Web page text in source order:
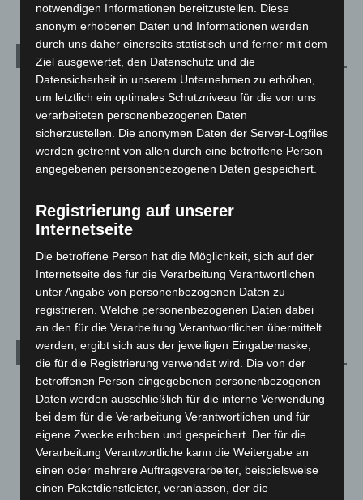
Kategorien
Blaulicht
Corona-News
Hannover und Region
5.034
Langenhagen und Ortsteile
3.249
Menschen
Über uns
Veranstaltungen
1.887
Welt
Archiv
August 2026(9)
Juli 2026(73)
Juni 2026(139)
Mai 2026(99)
April 2026(99)
notwendigen Informationen bereitzustellen. Diese
anonym erhobenen Daten und Informationen werden
durch uns daher einerseits statistisch und ferner mit dem
Ziel ausgewertet, den Datenschutz und die
Datensicherheit in unserem Unternehmen zu erhöhen,
um letztlich ein optimales Schutzniveau für die von uns
verarbeiteten personenbezogenen Daten
sicherzustellen. Die anonymen Daten der Server-Logfiles
werden getrennt von allen durch eine betroffene Person
angegebenen personenbezogenen Daten gespeichert.
Registrierung auf unserer
Internetseite
Die betroffene Person hat die Möglichkeit, sich auf der
Internetseite des für die Verarbeitung Verantwortlichen
unter Angabe von personenbezogenen Daten zu
registrieren. Welche personenbezogenen Daten dabei
an den für die Verarbeitung Verantwortlichen übermittelt
werden, ergibt sich aus der jeweiligen Eingabemaske,
die für die Registrierung verwendet wird. Die von der
betroffenen Person eingegebenen personenbezogenen
Daten werden ausschließlich für die interne Verwendung
bei dem für die Verarbeitung Verantwortlichen und für
eigene Zwecke erhoben und gespeichert. Der für die
Verarbeitung Verantwortliche kann die Weitergabe an
einen oder mehrere Auftragsverarbeiter, beispielsweise
einen Paketdienstleister, veranlassen, der die